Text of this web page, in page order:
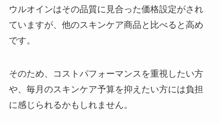
ウルオインはその品質に見合った価格設定がされ
ていますが、他のスキンケア商品と比べると高め
です。
そのため、コストパフォーマンスを重視したい方
や、毎月のスキンケア予算を抑えたい方には負担
に感じられるかもしれません。